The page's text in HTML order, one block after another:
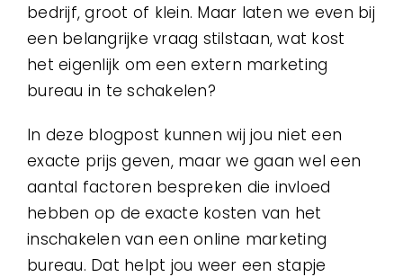
bedrijf, groot of klein. Maar laten we even bij
een belangrijke vraag stilstaan, wat kost
het eigenlijk om een extern marketing
bureau in te schakelen?
In deze blogpost kunnen wij jou niet een
exacte prijs geven, maar we gaan wel een
aantal factoren bespreken die invloed
hebben op de exacte kosten van het
inschakelen van een online marketing
bureau. Dat helpt jou weer een stapje